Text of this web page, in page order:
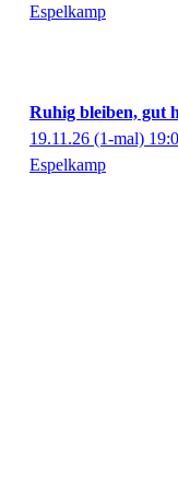
Espelkamp
Ruhig bleiben, gut
19.11.26 (1-mal)
Espelkamp